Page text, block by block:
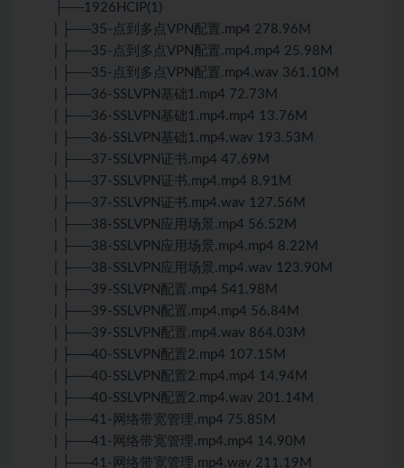
├──1926HCIP(1)
| ├──35-点到多点VPN配置.mp4 278.96M
| ├──35-点到多点VPN配置.mp4.mp4 25.98M
| ├──35-点到多点VPN配置.mp4.wav 361.10M
| ├──36-SSLVPN基础1.mp4 72.73M
| ├──36-SSLVPN基础1.mp4.mp4 13.76M
| ├──36-SSLVPN基础1.mp4.wav 193.53M
| ├──37-SSLVPN证书.mp4 47.69M
| ├──37-SSLVPN证书.mp4.mp4 8.91M
| ├──37-SSLVPN证书.mp4.wav 127.56M
| ├──38-SSLVPN应用场景.mp4 56.52M
| ├──38-SSLVPN应用场景.mp4.mp4 8.22M
| ├──38-SSLVPN应用场景.mp4.wav 123.90M
| ├──39-SSLVPN配置.mp4 541.98M
| ├──39-SSLVPN配置.mp4.mp4 56.84M
| ├──39-SSLVPN配置.mp4.wav 864.03M
| ├──40-SSLVPN配置2.mp4 107.15M
| ├──40-SSLVPN配置2.mp4.mp4 14.94M
| ├──40-SSLVPN配置2.mp4.wav 201.14M
| ├──41-网络带宽管理.mp4 75.85M
| ├──41-网络带宽管理.mp4.mp4 14.90M
| ├──41-网络带宽管理.mp4.wav 211.19M